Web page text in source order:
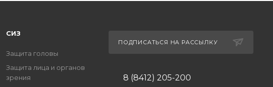
СИЗ
Защита головы
Защита лица и органов
зрения
ПОДПИСАТЬСЯ НА РАССЫЛКУ
8 (8412) 205-200